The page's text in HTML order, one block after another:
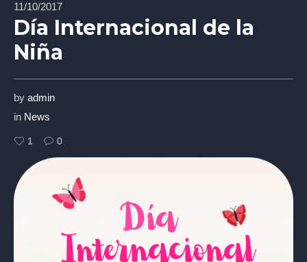
11/10/2017
Día Internacional de la
Niña
by admin
in News
1 0